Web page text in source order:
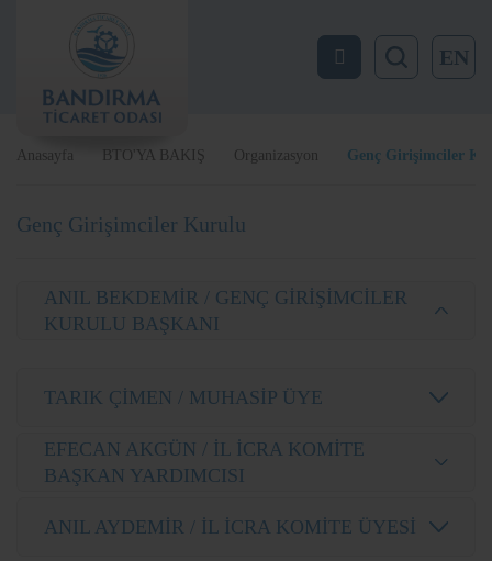
EN
Anasayfa BTO'YA BAKIŞ Organizasyon Genç Girişimciler
Genç Girişimciler Kurulu
ANIL BEKDEMİR / GENÇ GİRİŞİMCİLER
KURULU BAŞKANI
TARIK ÇİMEN / MUHASİP ÜYE
EFECAN AKGÜN / İL İCRA KOMİTE
BAŞKAN YARDIMCISI
ANIL AYDEMİR / İL İCRA KOMİTE ÜYESİ